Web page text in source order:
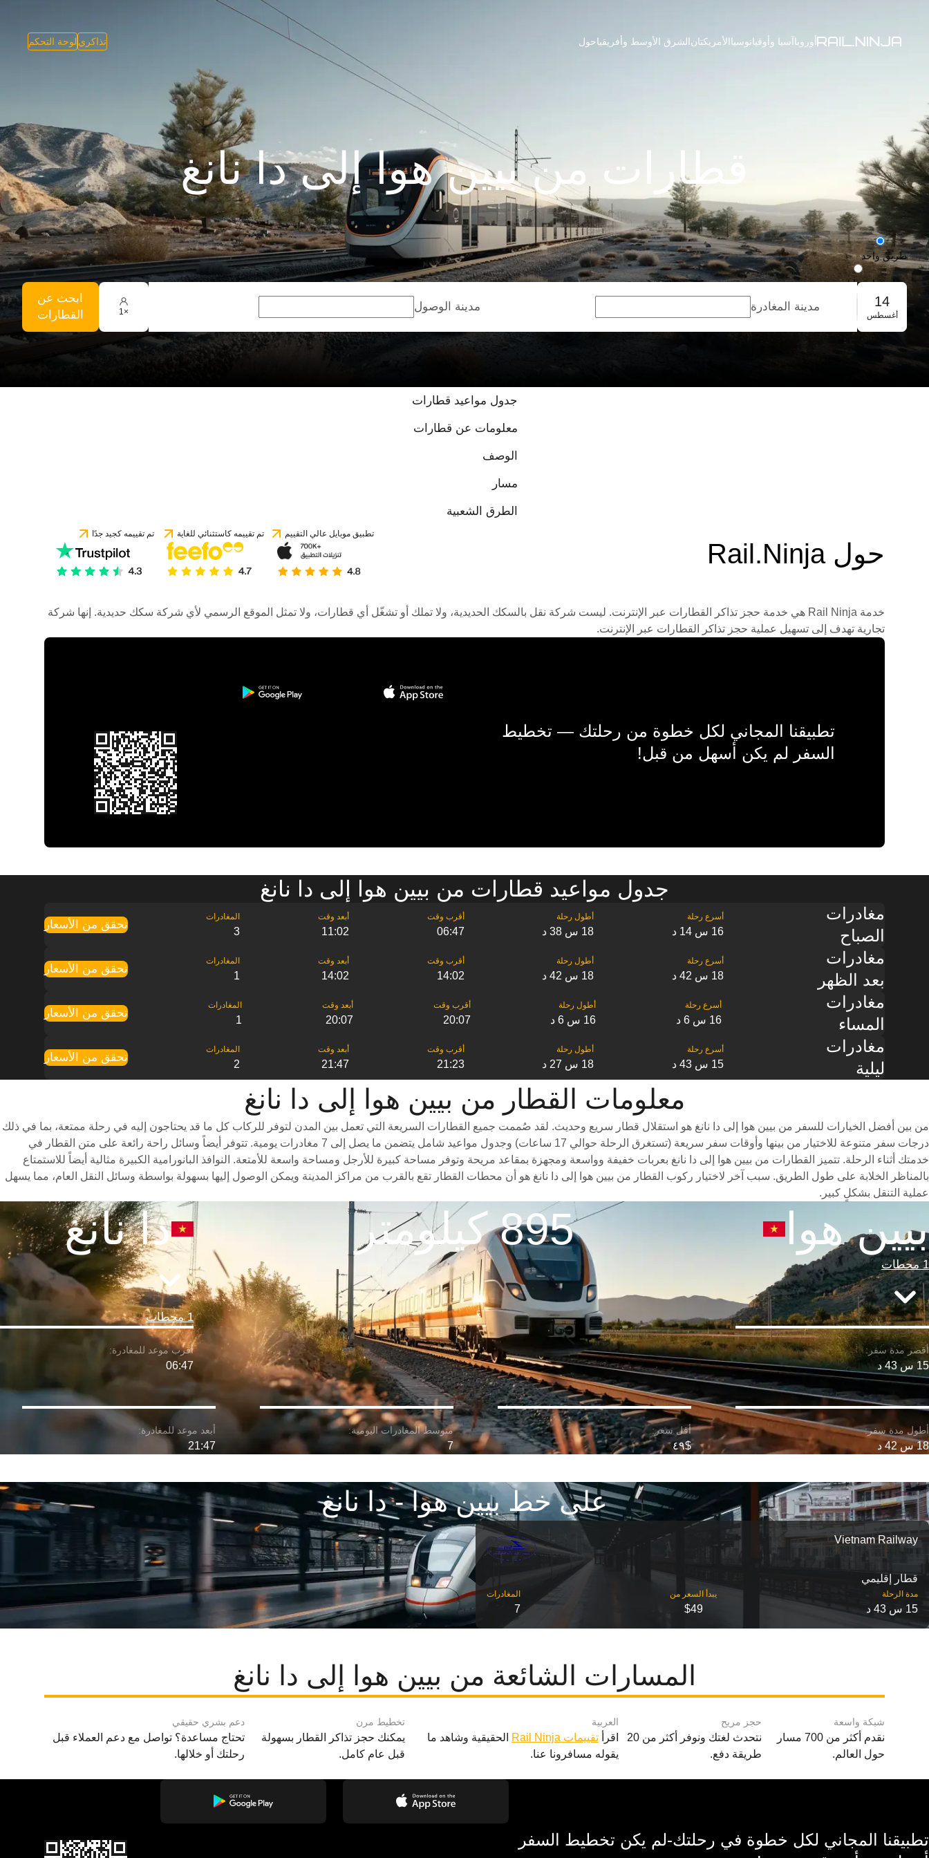
أوروبا آسيا وأوقيانوسيا الأمريكتان الشرق الأوسط وأفريقياحول تذاكري لوحة التحكم
قطارات من بيين هوا إلى دا نانغ
طريق واحد
رحلة ذهاب وإياب
الحجز الجماعي
14
أغسطس
مدينة المغادرة مدينة الوصول ×
1
ابحث عن
القطارات
جدول مواعيد قطارات
معلومات عن قطارات
الوصف
مسار
الطرق الشعبية
حول Rail.Ninja
تطبيق موبايل عالي التقييم تم تقييمه كاستثنائي للغاية تم تقييمه كجيد جدًا
خدمة Rail Ninja هي خدمة حجز تذاكر القطارات عبر الإنترنت. ليست شركة نقل بالسكك الحديدية، ولا تملك أو تشغّل أي قطارات، ولا تمثل الموقع الرسمي لأي شركة سكك حديدية. إنها شركة
تجارية تهدف إلى تسهيل عملية حجز تذاكر القطارات عبر الإنترنت.
تطبيقنا المجاني لكل خطوة من رحلتك — تخطيط
السفر لم يكن أسهل من قبل!
جدول مواعيد قطارات من بيين هوا إلى دا نانغ
مغادرات
الصباح
16 س 14 د 18 س 38 د 06:47
11:02
3
تحقق من الأسعار
مغادرات
بعد الظهر
18 س 42 د 18 س 42 د 14:02
14:02
1
تحقق من الأسعار
مغادرات
المساء
16 س 6 د 16 س 6 د 20:07
20:07
1
تحقق من الأسعار
مغادرات
ليلية
15 س 43 د 18 س 27 د 21:23
21:47
2
تحقق من الأسعار
معلومات القطار من ‎بيين هوا إلى ‎دا نانغ
من بين أفضل الخيارات للسفر من بيين هوا إلى دا نانغ هو استقلال قطار سريع وحديث. لقد صُممت جميع القطارات السريعة التي تعمل بين المدن لتوفر للركاب كل ما قد يحتاجون إليه في رحلة ممتعة، بما في ذلك
درجات سفر متنوعة للاختيار من بينها وأوقات سفر سريعة (تستغرق الرحلة حوالي 17 ساعات) وجدول مواعيد شامل يتضمن ما يصل إلى 7 مغادرات يومية. تتوفر أيضاً وسائل راحة رائعة على متن القطار في
خدمتك أثناء الرحلة. تتميز القطارات من بيين هوا إلى دا نانغ بعربات خفيفة وواسعة ومجهزة بمقاعد مريحة وتوفر مساحة كبيرة للأرجل ومساحة واسعة للأمتعة. النوافذ البانورامية الكبيرة مثالية أيضاً للاستمتاع
بالمناظر الخلابة على طول الطريق. سبب آخر لاختيار ركوب القطار من بيين هوا إلى دا نانغ هو أن محطات القطار تقع بالقرب من مراكز المدينة ويمكن الوصول إليها بسهولة بواسطة وسائل النقل العام، مما يسهل
عملية التنقل بشكلٍ كبير.
بيين هوا
1 محطات
895 كيلومتر دا نانغ
1 محطات
15 س 43 د 06:47
18 س 42 د $٤٩ 7
21:47
على خط بيين هوا - دا نانغ
Vietnam Railway
قطار إقليمي
مدة الرحلة
15 س 43 د $49
7
المسارات الشائعة من بيين هوا إلى دا نانغ
شبكة واسعة
نقدم أكثر من 700 مسار
حول العالم.
حجز مريح
نتحدث لغتك ونوفر أكثر من 20
طريقة دفع.
العربية
اقرأ تقييمات Rail Ninja
الحقيقية وشاهد ما
يقوله مسافرونا عنا.
تخطيط مرن
يمكنك حجز تذاكر القطار بسهولة
قبل عام كامل.
دعم بشري حقيقي
تحتاج مساعدة؟ تواصل مع دعم العملاء قبل
رحلتك أو خلالها.
تطبيقنا المجاني لكل خطوة في رحلتك-لم يكن تخطيط السفر